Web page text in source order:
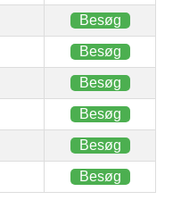
Besøg
Besøg
Besøg
Besøg
Besøg
Besøg